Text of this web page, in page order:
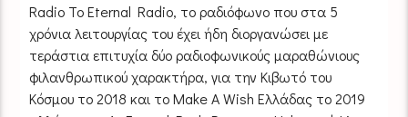
Radio Το Eternal Radio, το ραδιόφωνο που στα 5
χρόνια λειτουργίας του έχει ήδη διοργανώσει με
τεράστια επιτυχία δύο ραδιοφωνικούς μαραθώνιους
φιλανθρωπικού χαρακτήρα, για την Κιβωτό του
Κόσμου το 2018 και το Make A Wish Ελλάδας το 2019